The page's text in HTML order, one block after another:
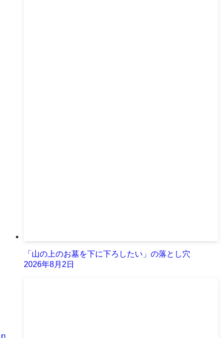
「山の上のお墓を下に下ろしたい」の落とし穴
2026年8月2日